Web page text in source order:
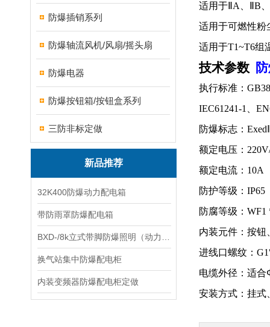
防爆插销系列
防爆轴流风机/风扇/摇头扇
防爆电器
防爆按钮箱/按钮盒系列
三防非标定做
新品推荐
32K400防爆动力配电箱
带防雨罩防爆配电箱
换气站集中防爆配电柜
内装变频器防爆配电柜定做
适用于ⅡA、ⅡB
适用于可燃性粉
适用于T1~T6组
技术参数
执行标准：
IEC61241-1、
防爆标志：
额定电压：
额定电流：10A
防护等级：IP65
防腐等级：WF1
内装元件：按钮
进线口螺纹：
电缆外径：适合
安装方式：挂式